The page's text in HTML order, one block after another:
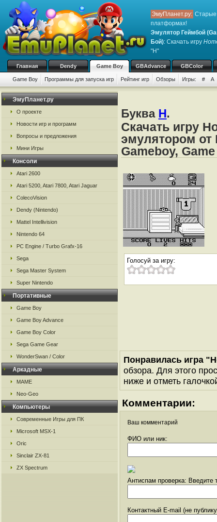
ЭмуПланет.ру: Старые
платформах!
Эмулятор Геймбой
Бой): Скачать игру
"H"
Главная Dendy Game Boy GBAdvance GBColor
Game Boy Программы для запуска игр Рейтинг игр Обзоры Игры: # A
ЭмуПланет.ру
О проекте
Новости игр и программ
Вопросы и предложения
Мини Игры
Консоли
Atari 2600
Atari 5200, Atari 7800, Atari Jaguar
ColecoVision
Dendy (Nintendo)
Mattel Intellivision
Nintendo 64
PC Engine / Turbo Grafx-16
Sega
Sega Master System
Super Nintendo
Портативные
Game Boy
Game Boy Advance
Game Boy Color
Sega Game Gear
WonderSwan / Color
Аркадные
MAME
Neo-Geo
Компьютеры
Современные Игры для ПК
Microsoft MSX-1
Oric
Sinclair ZX-81
ZX Spectrum
Буква H.
Скачать игру
эмулятором от
Gameboy,
Голосуй за игру:
Понравилась игра
обзора. Для этого
ниже и отметь
Комментарии:
Ваш комментарий
ФИО или ник:
Антиспам проверка: Введите
Контактный E-mail (не